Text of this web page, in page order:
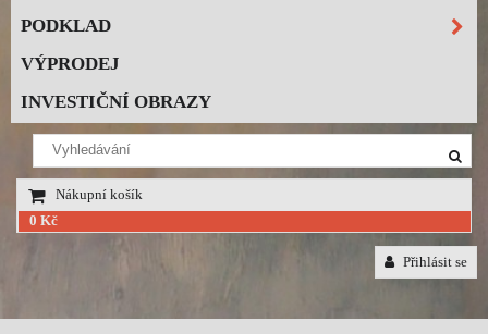
PODKLAD
VÝPRODEJ
INVESTIČNÍ OBRAZY
Nákupní košík
0 Kč
Přihlásit se